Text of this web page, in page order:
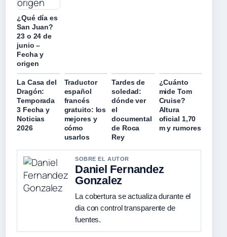
¿Qué día es
San Juan?
23 o 24 de
junio –
Fecha y
origen
La Casa del
Dragón:
Temporada
3 Fecha y
Noticias
2026
Traductor
español
francés
gratuito: los
mejores y
cómo
usarlos
Tardes de
soledad:
dónde ver
el
documental
de Roca
Rey
¿Cuánto
mide Tom
Cruise?
Altura
oficial 1,70
m y rumores
SOBRE EL AUTOR
Daniel Fernandez
Gonzalez
La cobertura se actualiza durante el
dia con control transparente de
fuentes.